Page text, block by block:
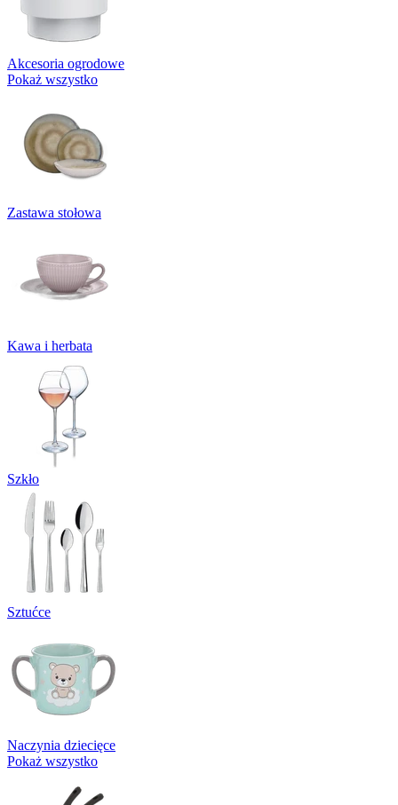
Akcesoria ogrodowe
Pokaż wszystko
Zastawa stołowa
Kawa i herbata
Szkło
Sztućce
Naczynia dziecięce
Pokaż wszystko